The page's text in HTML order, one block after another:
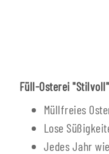
Füll-Osterei
Müllfreies
Lose
Jedes Jahr